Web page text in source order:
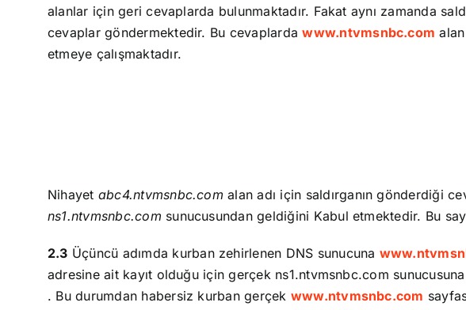
alanlar için geri cevaplarda bulunmaktadır. Fakat aynı zamanda
cevaplar göndermektedir. Bu cevaplardawww.ntvmsnbc.com
etmeye çalışmaktadır.
Nihayet abc4.ntvmsnbc.com alan adı için saldırganın gönderdiği
ns1.ntvmsnbc.com sunucusundan geldiğini Kabul etmektedir. Bu
2.3 Üçüncü adımda kurban zehirlenen DNS sunucuna
adresine ait kayıt olduğu için gerçek ns1.ntvmsnbc.com
. Bu durumdan habersiz kurban gerçek www.ntvmsnbc.com